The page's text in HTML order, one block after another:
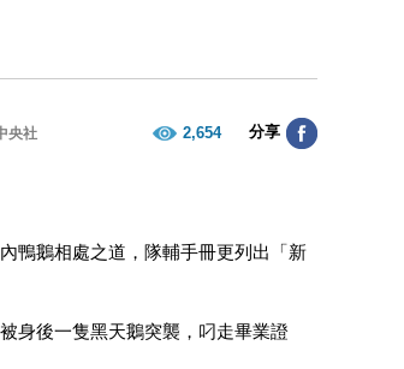
央社 2,654 分享
鴨鵝相處之道，隊輔手冊更列出「新
身後一隻黑天鵝突襲，叼走畢業證